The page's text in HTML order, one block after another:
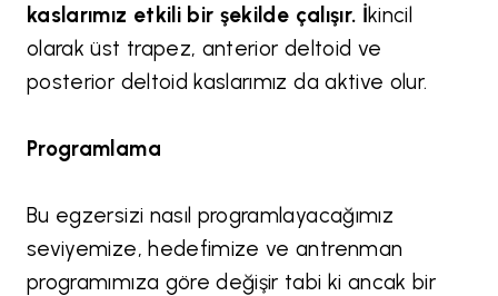
kaslarımız etkili bir şekilde çalışır. İkincil
olarak üst trapez, anterior deltoid ve
posterior deltoid kaslarımız da aktive olur.
Programlama
Bu egzersizi nasıl programlayacağımız
seviyemize, hedefimize ve antrenman
programımıza göre değişir tabi ki ancak bir